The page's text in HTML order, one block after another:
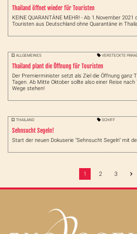
Thailand öffnet wieder für Touristen
KEINE QUARANTÄNE MEHR! - Ab 1.November
Touristen aus Deutschland ohne Quarantäne in
ALLGEMEINES VERSTECKTE
Thailand plant die Öffnung für Touristen
Der Premierminister setzt als Ziel die Öffnung ganz
Tagen. Ab Mitte Oktober sollte also einer Reise
Wege stehen!
THAILAND SCHIFF
Sehnsucht Segeln!
Start der neuen Dokuserie "Sehnsucht Segeln" mit
1 2 3